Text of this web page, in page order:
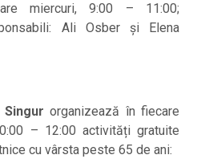
miercuri, 9:00 – 11:00;
Ali Osber și Elena
organizează în fiecare
– 12:00 activități gratuite
cu vârsta peste 65 de ani: